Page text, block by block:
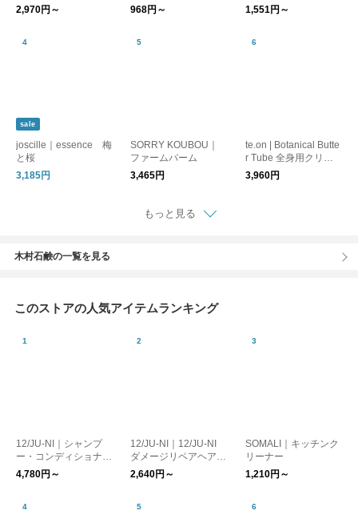
2,970円～
水
968円～
ローション
1,551円～
sale
joscille｜essence 梅
と桜
3,185円
SORRY KOUBOU｜
ファームバーム
3,465円
te.on | Botanical Butte
r Tube 全身用クリー
ム
3,960円
もっと見る
木村石鹸の一覧を見る
このストアの人気アイテムランキング
12/JU-NI｜シャンプ
ー・コンディショナー
（ボトル/詰替）【送
料無料】
4,780円～
12/JU-NI｜12/JU-NI
ダメージリペアヘアミ
ルク
2,640円～
SOMALI｜キッチンク
リーナー
1,210円～